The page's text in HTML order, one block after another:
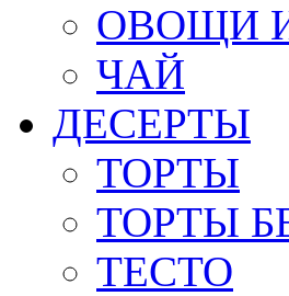
ОВОЩИ
ЧАЙ
ДЕСЕРТЫ
ТОРТЫ
ТОРТЫ
ТЕСТО